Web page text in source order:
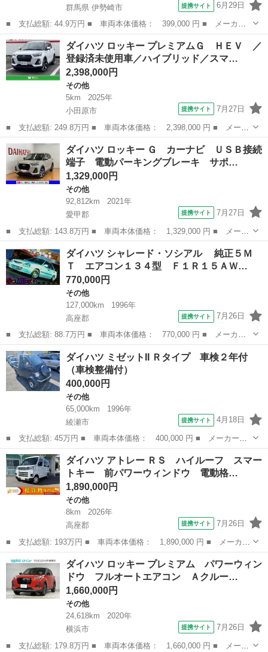
群馬県 伊勢崎市
提携サイト 6月29日
■ 支払総額: 44.9万円 ■ 車両本体価格： 399,000 円 ■ メーカー
名： ダイハツ ■ 車種名： アトレー ■ グレード名： ＣＬ ■
排気量： 660cc ■ ドア枚数： 5D ■ ミッション： AT ■ ...
群馬 伊勢崎市
ダイハツ ロッキー プレミアムＧ ＨＥＶ ／
登録済未使用車／ハイブリッド／スマ…
2,398,000円
その他
5km
2025年
小田原市
提携サイト 7月27日
■ 支払総額: 249.8万円 ■ 車両本体価格： 2,398,000 円 ■ メーカ
ー名： ダイハツ ■ 車種名： ロッキー ■ グレード名： プレミ
アムＧ ＨＥＶ ／登録済未使用車／ハイブリッド／スマートアシス
ト／シー...
神奈川 小田原市
ダイハツ ロッキー Ｇ カーナビ ＵＳＢ接続
端子 電動パーキングブレーキ サポ…
1,329,000円
その他
92,812km
2021年
愛甲郡
提携サイト 7月27日
■ 支払総額: 143.8万円 ■ 車両本体価格： 1,329,000 円 ■ メーカ
ー名： ダイハツ ■ 車種名： ロッキー ■ グレード名： Ｇ カ
ーナビ ＵＳＢ接続端子 電動パーキングブレーキ サポカーＳワイ
ド適合 ...
神奈川 愛甲郡 その他
ダイハツ シャレード・ソシアル 純正５Ｍ
Ｔ エアコン１３４型 Ｆ１Ｒ１５ＡＷ…
770,000円
その他
127,000km
1996年
高座郡
提携サイト 7月26日
■ 支払総額: 88.7万円 ■ 車両本体価格： 770,000 円 ■ メーカー
名： ダイハツ ■ 車種名： シャレード・ソシアル ■ グレード
名： 純正５ＭＴ エアコン１３４型 Ｆ１Ｒ１５ＡＷ ローダウ
ン ＥＴＣ 車...
神奈川 高座郡 その他
ダイハツ ミゼットII Ｒタイプ 車検２年付
（車検整備付）
400,000円
その他
65,000km
1996年
綾瀬市
提携サイト 4月18日
■ 支払総額: 45万円 ■ 車両本体価格： 400,000 円 ■ メーカー
名： ダイハツ ■ 車種名： ミゼットII ■ グレード名： Ｒタイ
プ 車検２年付 ■ 排気量： 660cc ■ ドア枚数： 2D ■ ミッシ
ョ...
神奈川 綾瀬市 その他
ダイハツ アトレー ＲＳ ハイルーフ スマー
トキー 前パワーウィンドウ 電動格…
1,890,000円
その他
8km
2026年
高座郡
提携サイト 7月26日
■ 支払総額: 193万円 ■ 車両本体価格： 1,890,000 円 ■ メーカー
名： ダイハツ ■ 車種名： アトレー ■ グレード名： ＲＳ ハ
イルーフ スマートキー 前パワーウィンドウ 電動格納ミラー 純
正スマホ連...
神奈川 高座郡 その他
ダイハツ ロッキー プレミアム パワーウィン
ドウ フルオートエアコン Ａクルー…
1,660,000円
その他
24,618km
2020年
横浜市
提携サイト 7月26日
■ 支払総額: 179.8万円 ■ 車両本体価格： 1,660,000 円 ■ メーカ